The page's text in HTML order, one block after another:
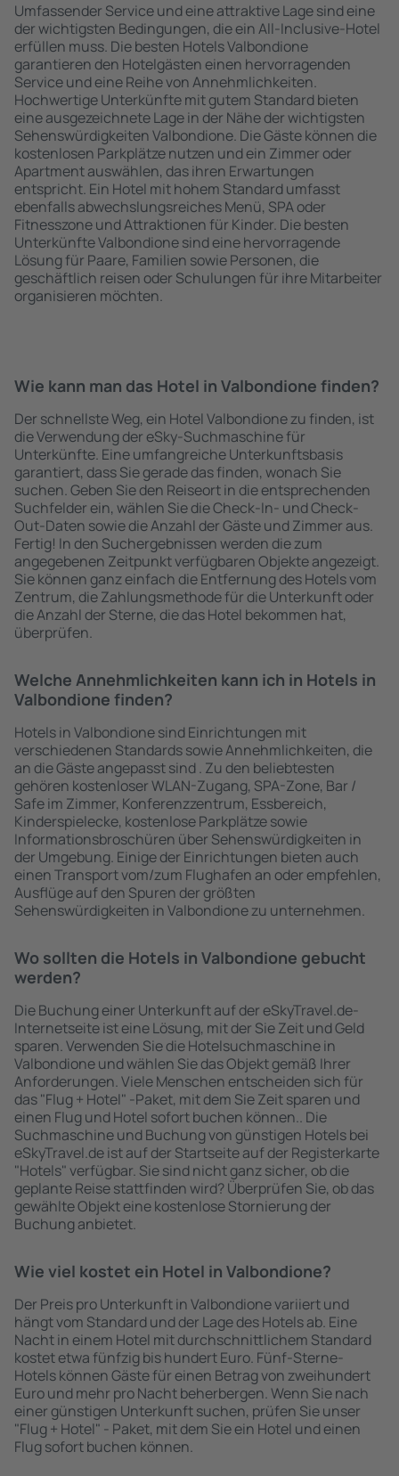
Umfassender Service und eine attraktive Lage sind eine
der wichtigsten Bedingungen, die ein All-Inclusive-Hotel
erfüllen muss. Die besten Hotels Valbondione
garantieren den Hotelgästen einen hervorragenden
Service und eine Reihe von Annehmlichkeiten.
Hochwertige Unterkünfte mit gutem Standard bieten
eine ausgezeichnete Lage in der Nähe der wichtigsten
Sehenswürdigkeiten Valbondione. Die Gäste können die
kostenlosen Parkplätze nutzen und ein Zimmer oder
Apartment auswählen, das ihren Erwartungen
entspricht. Ein Hotel mit hohem Standard umfasst
ebenfalls abwechslungsreiches Menü, SPA oder
Fitnesszone und Attraktionen für Kinder. Die besten
Unterkünfte Valbondione sind eine hervorragende
Lösung für Paare, Familien sowie Personen, die
geschäftlich reisen oder Schulungen für ihre Mitarbeiter
organisieren möchten.
Wie kann man das Hotel in Valbondione finden?
Der schnellste Weg, ein Hotel Valbondione zu finden, ist
die Verwendung der eSky-Suchmaschine für
Unterkünfte. Eine umfangreiche Unterkunftsbasis
garantiert, dass Sie gerade das finden, wonach Sie
suchen. Geben Sie den Reiseort in die entsprechenden
Suchfelder ein, wählen Sie die Check-In- und Check-
Out-Daten sowie die Anzahl der Gäste und Zimmer aus.
Fertig! In den Suchergebnissen werden die zum
angegebenen Zeitpunkt verfügbaren Objekte angezeigt.
Sie können ganz einfach die Entfernung des Hotels vom
Zentrum, die Zahlungsmethode für die Unterkunft oder
die Anzahl der Sterne, die das Hotel bekommen hat,
überprüfen.
Welche Annehmlichkeiten kann ich in Hotels in
Valbondione finden?
Hotels in Valbondione sind Einrichtungen mit
verschiedenen Standards sowie Annehmlichkeiten, die
an die Gäste angepasst sind . Zu den beliebtesten
gehören kostenloser WLAN-Zugang, SPA-Zone, Bar /
Safe im Zimmer, Konferenzzentrum, Essbereich,
Kinderspielecke, kostenlose Parkplätze sowie
Informationsbroschüren über Sehenswürdigkeiten in
der Umgebung. Einige der Einrichtungen bieten auch
einen Transport vom/zum Flughafen an oder empfehlen,
Ausflüge auf den Spuren der größten
Sehenswürdigkeiten in Valbondione zu unternehmen.
Wo sollten die Hotels in Valbondione gebucht
werden?
Die Buchung einer Unterkunft auf der eSkyTravel.de-
Internetseite ist eine Lösung, mit der Sie Zeit und Geld
sparen. Verwenden Sie die Hotelsuchmaschine in
Valbondione und wählen Sie das Objekt gemäß Ihrer
Anforderungen. Viele Menschen entscheiden sich für
das "Flug + Hotel" -Paket, mit dem Sie Zeit sparen und
einen Flug und Hotel sofort buchen können.. Die
Suchmaschine und Buchung von günstigen Hotels bei
eSkyTravel.de ist auf der Startseite auf der Registerkarte
"Hotels" verfügbar. Sie sind nicht ganz sicher, ob die
geplante Reise stattfinden wird? Überprüfen Sie, ob das
gewählte Objekt eine kostenlose Stornierung der
Buchung anbietet.
Wie viel kostet ein Hotel in Valbondione?
Der Preis pro Unterkunft in Valbondione variiert und
hängt vom Standard und der Lage des Hotels ab. Eine
Nacht in einem Hotel mit durchschnittlichem Standard
kostet etwa fünfzig bis hundert Euro. Fünf-Sterne-
Hotels können Gäste für einen Betrag von zweihundert
Euro und mehr pro Nacht beherbergen. Wenn Sie nach
einer günstigen Unterkunft suchen, prüfen Sie unser
"Flug + Hotel" - Paket, mit dem Sie ein Hotel und einen
Flug sofort buchen können.